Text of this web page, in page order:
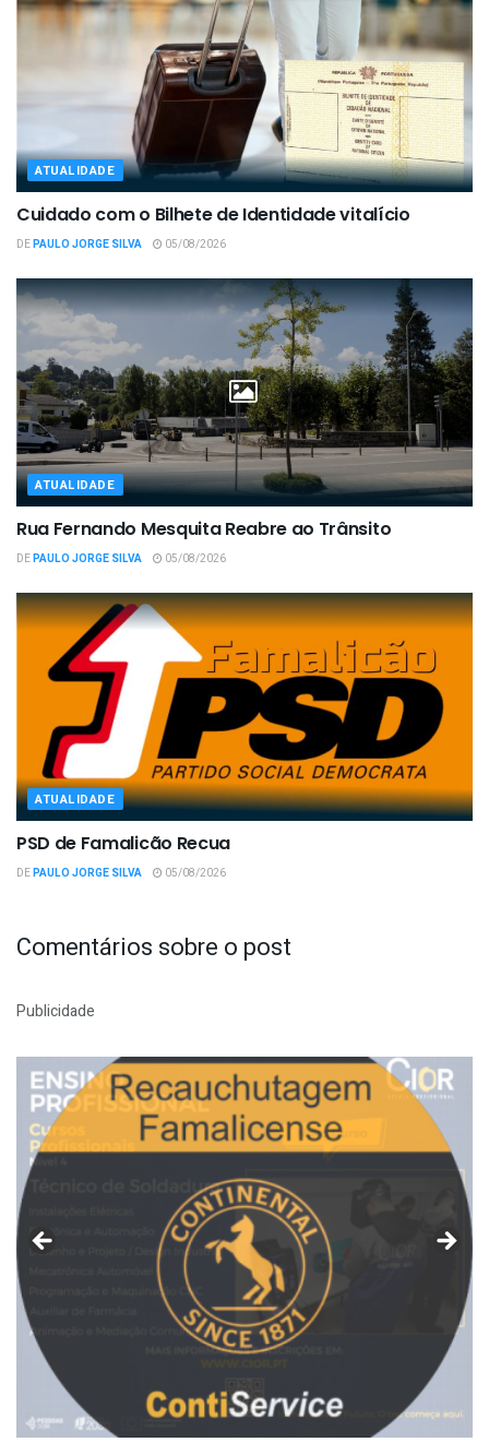
ATUALIDADE
Cuidado com o Bilhete de Identidade vitalício
DEPAULO JORGE SILVA 05/08/2026
ATUALIDADE
Rua Fernando Mesquita Reabre ao Trânsito
DEPAULO JORGE SILVA 05/08/2026
ATUALIDADE
PSD de Famalicão Recua
DEPAULO JORGE SILVA 05/08/2026
Comentários sobre o post
Publicidade